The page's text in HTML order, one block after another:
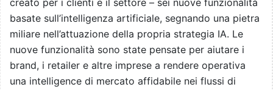
creato per i clienti e il settore – sei nuove funzionalità
basate sull’intelligenza artificiale, segnando una pietra
miliare nell’attuazione della propria strategia IA. Le
nuove funzionalità sono state pensate per aiutare i
brand, i retailer e altre imprese a rendere operativa
una intelligence di mercato affidabile nei flussi di